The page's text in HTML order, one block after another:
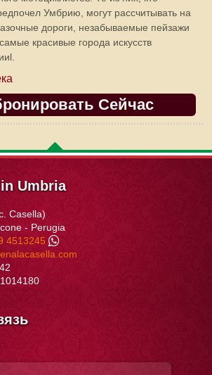
Умбрию, могут рассчитывать на
дороги, незабываемые пейзажи
красивые города искусств
Сейчас
Umbria
Casella)
- Perugia
4513245